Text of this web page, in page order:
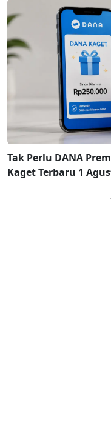
Tak Perlu DANA
Kaget Terbaru 1